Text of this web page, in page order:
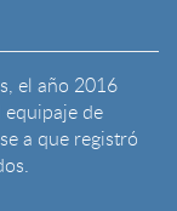
el año 2016
equipaje de
a que registró